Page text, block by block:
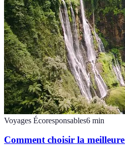
Voyages Écoresponsables6 min
Comment choisir la